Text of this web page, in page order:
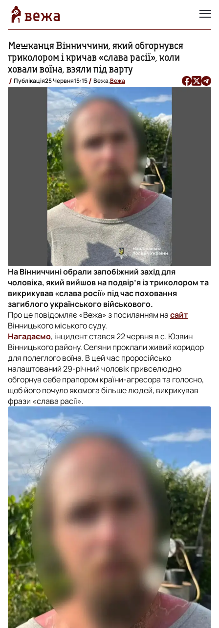
Мешканця Вінниччини, який обгорнувся
триколором і кричав «слава расії», коли
ховали воїна, взяли під варту
Публікація25 Червня15:15 Вежа,Вежа
На Вінниччині обрали запобіжний захід для
чоловіка, який вийшов на подвір’я із триколором та
викрикував «слава росії» під час поховання
загиблого українського військового.
Про це повідомляє «Вежа» з посиланням насайт
Вінницького міського суду.
Нагадаємо, інцидент стався 22 червня в с. Юзвин
Вінницького району. Селяни проклали живий коридор
для полеглого воїна. В цей час проросійсько
налаштований 29-річний чоловік привселюдно
обгорнув себе прапором країни-агресора та голосно,
щоб його почуло якомога більше людей, викрикував
фрази «слава расії».